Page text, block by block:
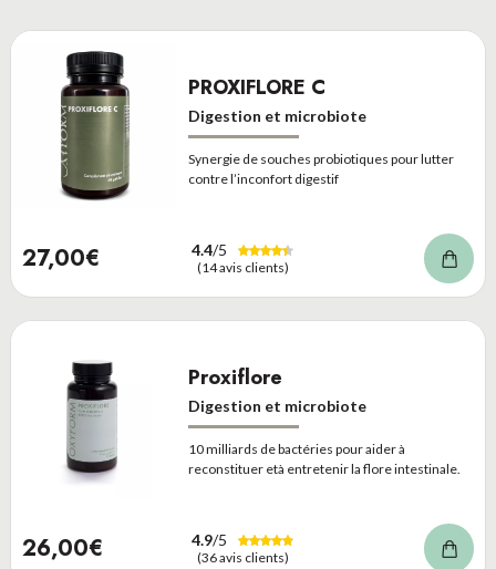
PROXIFLORE C
Digestion et microbiote
Synergie de souches probiotiques pour lutter
contre l’inconfort digestif
27,00€ 4.4/5
(14 avis clients)
Proxiflore
Digestion et microbiote
10 milliards de bactéries pour aider à
reconstituer età entretenir la flore intestinale.
26,00€ 4.9/5
(36 avis clients)